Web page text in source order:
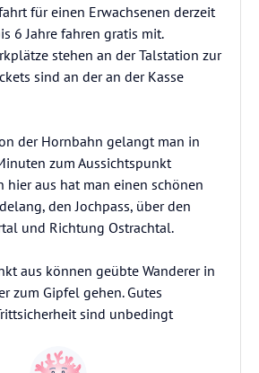
für einen Erwachsenen derzeit
6 Jahre fahren gratis mit.
stehen an der Talstation zur
sind an der an der Kasse
der Hornbahn gelangt man in
zum Aussichtspunkt
hier aus hat man einen schönen
den Jochpass, über den
und Richtung Ostrachtal.
aus können geübte Wanderer in
zum Gipfel gehen. Gutes
sind unbedingt